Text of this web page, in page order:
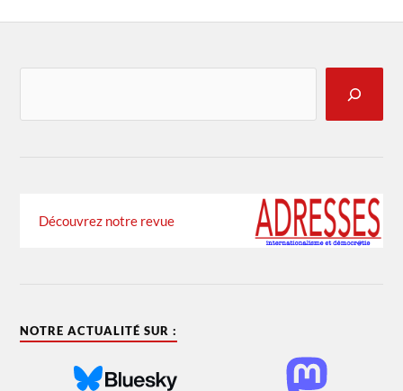
Découvrez notre revue
NOTRE ACTUALITÉ SUR :